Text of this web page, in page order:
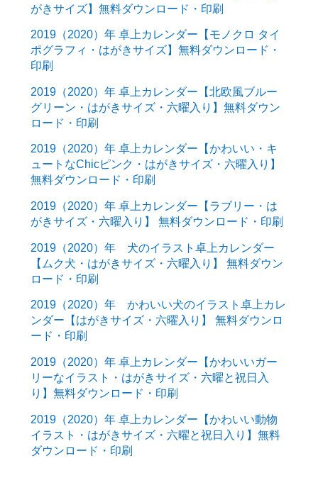
がきサイズ】無料ダウンロード・印刷
2019（2020）年 卓上カレンダー【モノクロ タイ
ポグラフィ・はがきサイズ】無料ダウンロード・
印刷
2019（2020）年 卓上カレンダー【北欧風ブルー
グリーン・はがきサイズ・六曜入り】無料ダウン
ロード・印刷
2019（2020）年 卓上カレンダー【かわいい・キ
ュートなChicピンク・はがきサイズ・六曜入り】
無料ダウンロード・印刷
2019（2020）年 卓上カレンダー【ラブリー・は
がきサイズ・六曜入り】 無料ダウンロード・印刷
2019（2020）年 犬のイラスト卓上カレンダー
【ムク犬・はがきサイズ・六曜入り】 無料ダウン
ロード・印刷
2019（2020）年 かわいい犬のイラスト卓上カレ
ンダー【はがきサイズ・六曜入り】 無料ダウンロ
ード・印刷
2019（2020）年 卓上カレンダー【かわいいガー
リーなイラスト・はがきサイズ・六曜と祝日入
り】無料ダウンロード・印刷
2019（2020）年 卓上カレンダー【かわいい動物
イラスト・はがきサイズ・六曜と祝日入り】無料
ダウンロード・印刷